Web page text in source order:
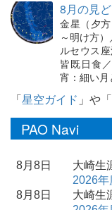
8月の見
金星（夕
～明け方
ルセウス
皆既日食
宵：細い
「星空ガイド 」や「
PAO Navi